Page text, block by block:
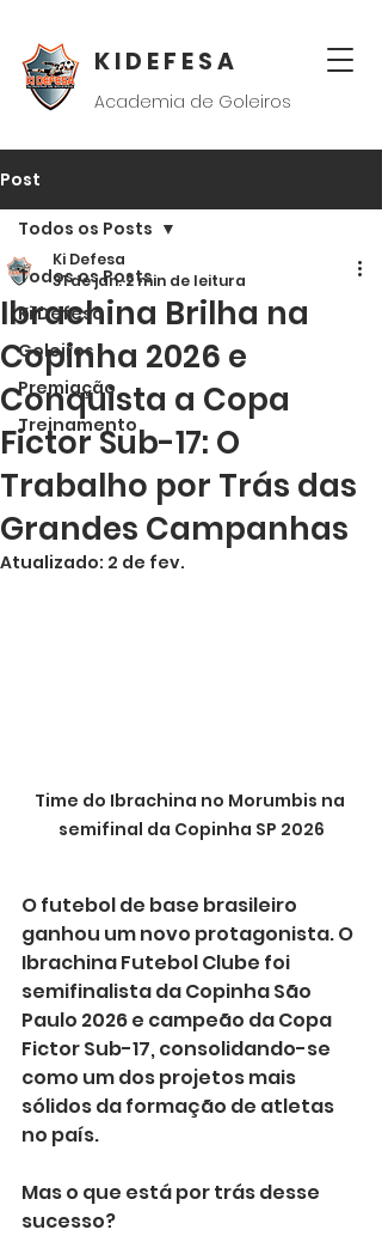
K I D E F E S A
Academia de Goleiros
Post
Todos os Posts
Ki Defesa
Goleiros
Premiação
Treinamento
Todos os Posts
Ibrachina Brilha na
Copinha 2026 e
Conquista a Copa
Fictor Sub-17: O
Trabalho por Trás das
Grandes Campanhas
Ki Defesa
31 de jan. 2 min de leitura
Atualizado: 2 de fev.
Time do Ibrachina no Morumbis na
semifinal da Copinha SP 2026
O futebol de base brasileiro
ganhou um novo protagonista. O
Ibrachina Futebol Clube foi
semifinalista da Copinha São
Paulo 2026 e campeão da Copa
Fictor Sub-17, consolidando-se
como um dos projetos mais
sólidos da formação de atletas
no país.
Mas o que está por trás desse
sucesso?